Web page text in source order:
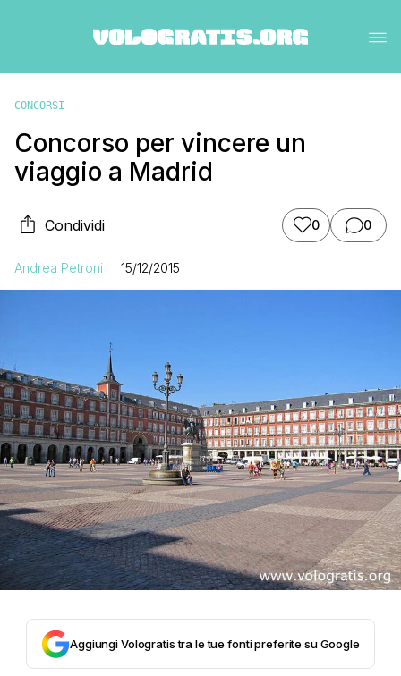
CONCORSI
Concorso per vincere un
viaggio a Madrid
Condividi 0 0
Andrea Petroni 15/12/2015
Aggiungi Vologratis tra le tue fonti preferite su Google